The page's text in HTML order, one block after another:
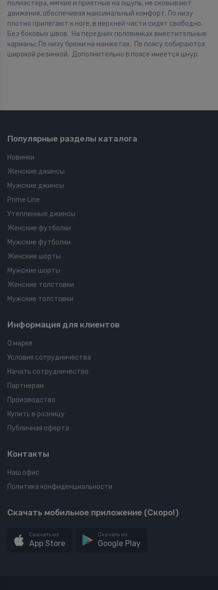
полиэстера, мягкие и приятные на ощупь, не сковывают
движения, обеспечивая максимальный комфорт. По низу
плотно прилегают к ноге, в верхней части сидят свободно.
Без боковых швов. На передних половинках вместительные
карманы. По низу брюки на манжетах. По поясу собираются
широкой резинкой. Дополнительно в поясе имеется шнур.
Популярные разделы каталога
Новинки
Женские джинсы
Мужские джинсы
Prime Line
Утепленные джинсы
Женские футболки
Мужские футболки
Женские шорты
Мужские шорты
Женские толстовки
Мужские толстовки
Информация для клиентов
О марке
Условия сотрудничества
Начать сотрудничество
Партнерам
Производство
Купить в розницу
Публичная оферта
Контакты
Наш офис
Политика конфиденциальности
Скачать мобильное приложение (Скоро!)
Скачать из
App Store
Скачать из
Google Play